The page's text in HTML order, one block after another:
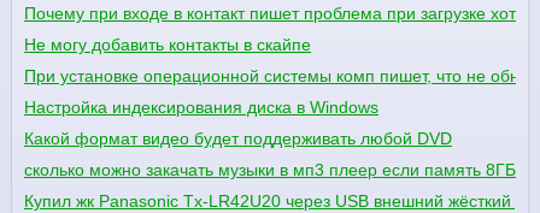
Почему при входе в контакт пишет проблема при загрузке хотя
Не могу добавить контакты в скайпе
При установке операционной системы комп пишет, что не
Настройка индексирования диска в Windows
Какой формат видео будет поддерживать любой DVD
сколько можно закачать музыки в мп3 плеер если память 8ГБ??
Купил жк Panasonic Tx-LR42U20 через USB внешний жёсткий